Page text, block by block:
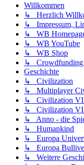
Willkommen
↳ Herzlich
↳ Impressum,
↳ WB
↳ WB YouTube
↳ WB Shop
↳ Crowdfunding
Geschichte
↳ Civilization
↳ Multiplayer
↳ Civilization VI
↳ Civilization VI
↳ Anno - die
↳ Humankind
↳ Europa
↳ Europa
↳ Weitere